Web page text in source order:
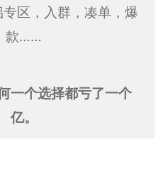
区，入群，凑单，爆
款……
一个选择都亏了一个
亿。